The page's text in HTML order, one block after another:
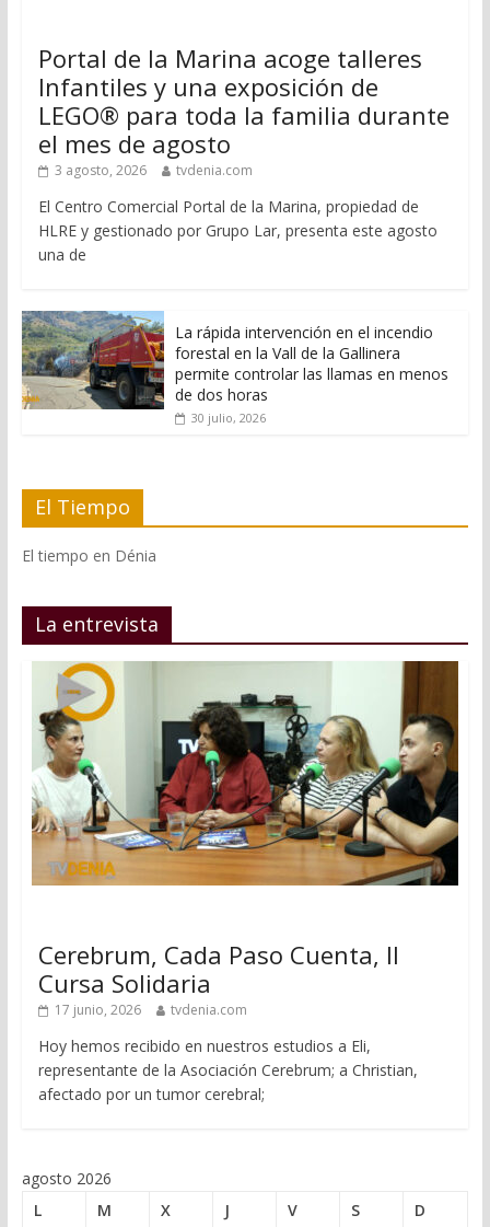
Portal de la Marina acoge talleres
Infantiles y una exposición de
LEGO® para toda la familia durante
el mes de agosto
3 agosto, 2026 tvdenia.com
El Centro Comercial Portal de la Marina, propiedad de
HLRE y gestionado por Grupo Lar, presenta este agosto
una de
La rápida intervención en el incendio
forestal en la Vall de la Gallinera
permite controlar las llamas en menos
de dos horas
30 julio, 2026
El Tiempo
El tiempo en Dénia
La entrevista
Cerebrum, Cada Paso Cuenta, II
Cursa Solidaria
17 junio, 2026 tvdenia.com
Hoy hemos recibido en nuestros estudios a Eli,
representante de la Asociación Cerebrum; a Christian,
afectado por un tumor cerebral;
agosto 2026
L
M X J V S
D